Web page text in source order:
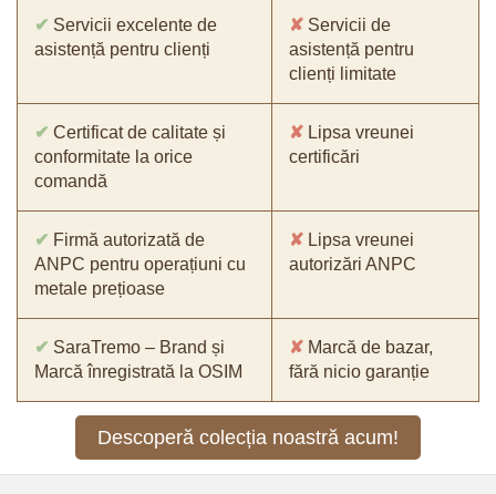
✔ Servicii excelente de
asistență pentru clienți
✘ Servicii de
asistență pentru
clienți limitate
✔ Certificat de calitate și
conformitate la orice
comandă
✘ Lipsa vreunei
certificări
✔ Firmă autorizată de
ANPC pentru operațiuni cu
metale prețioase
✘ Lipsa vreunei
autorizări ANPC
✔ SaraTremo – Brand și
Marcă înregistrată la OSIM
✘ Marcă de bazar,
fără nicio garanție
Descoperă colecția noastră acum!